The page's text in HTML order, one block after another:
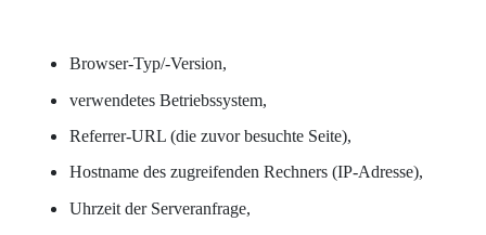
Browser-Typ/-Version,
verwendetes Betriebssystem,
Referrer-URL (die zuvor besuchte Seite),
Hostname des zugreifenden Rechners (IP-Adresse),
Uhrzeit der Serveranfrage,